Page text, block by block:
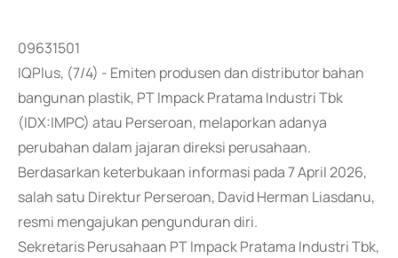
09631501
IQPlus, (7/4) - Emiten produsen dan distributor bahan
bangunan plastik, PT Impack Pratama Industri Tbk
(IDX:IMPC) atau Perseroan, melaporkan adanya
perubahan dalam jajaran direksi perusahaan.
Berdasarkan keterbukaan informasi pada 7 April 2026,
salah satu Direktur Perseroan, David Herman Liasdanu,
resmi mengajukan pengunduran diri.
Sekretaris Perusahaan PT Impack Pratama Industri Tbk,